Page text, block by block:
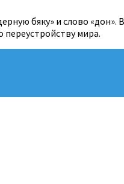
бяку» и слово
мира.